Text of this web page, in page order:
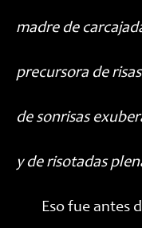
madre de
precursora de
de sonrisas
y de risotadas
Eso fue antes